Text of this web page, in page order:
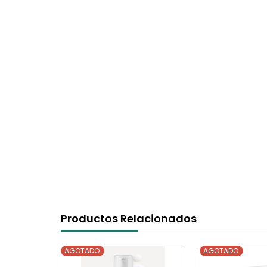
Productos Relacionados
AGOTADO AGOTADO